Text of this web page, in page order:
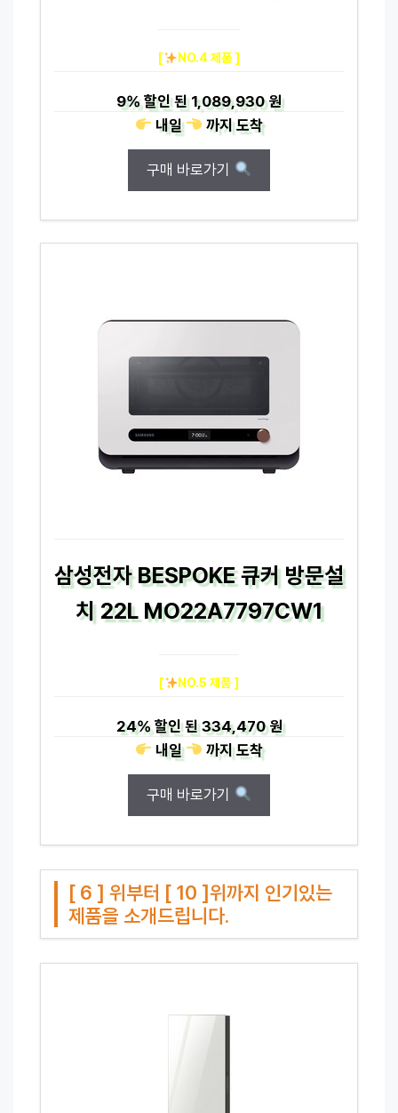
[ NO.4 제품 ]
9%할인 된1,089,930 원
내일
까지도착
구매 바로가기
삼성전자 BESPOKE 큐커 방문설
치 22L MO22A7797CW1
[ NO.5 제품 ]
24%할인 된334,470 원
내일
까지도착
구매 바로가기
[ 6 ] 위부터 [ 10 ]위까지 인기있는
제품을 소개드립니다.